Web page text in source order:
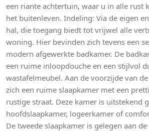
een riante achtertuin, waar u in alle rust
het buitenleven. Indeling: Via de eigen
hal, die toegang biedt tot vrijwel alle
woning. Hier bevinden zich tevens een
modern afgewerkte badkamer. De
een ruime inloopdouche en een stijlvol
wastafelmeubel. Aan de voorzijde van
zich een ruime slaapkamer met een
rustige straat. Deze kamer is uitstekend
hoofdslaapkamer, logeerkamer of
De tweede slaapkamer is gelegen aan